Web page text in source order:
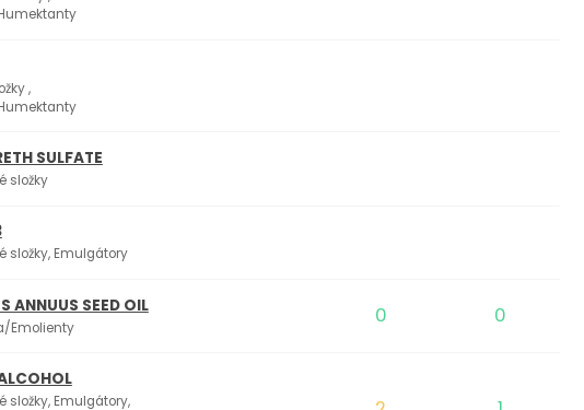
,
SULFATE
složky
složky, Emulgátory
ANNUUS SEED OIL
Emolienty 0 0
složky, Emulgátory,